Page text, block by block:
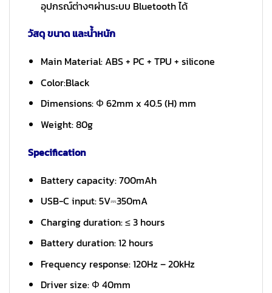
อุปกรณ์ต่างๆผ่านระบบ Bluetooth ได้
วัสดุ ขนาด และน้ำหนัก
Main Material: ABS + PC + TPU + silicone
Color:Black
Dimensions: Φ 62mm x 40.5 (H) mm
Weight: 80g
Specification
Battery capacity: 700mAh
USB-C input: 5V⎓350mA
Charging duration: ≤ 3 hours
Battery duration: 12 hours
Frequency response: 120Hz – 20kHz
Driver size: Φ 40mm